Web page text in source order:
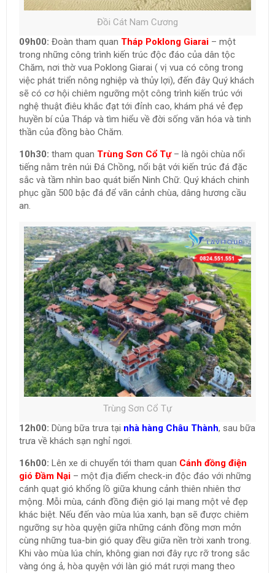
Đồi Cát Nam Cương
09h00: Đoàn tham quan Tháp Poklong Giarai – một
trong những công trình kiến trúc độc đáo của dân tộc
Chăm, nơi thờ vua Poklong Giarai ( vị vua có công trong
việc phát triển nông nghiệp và thủy lợi), đến đây Quý khách
sẽ có cơ hội chiêm ngưỡng một công trình kiến trúc với
nghệ thuật điêu khắc đạt tới đỉnh cao, khám phá vẻ đẹp
huyền bí của Tháp và tìm hiểu về đời sống văn hóa và tinh
thần của đồng bào Chăm.
10h30: tham quan Trùng Sơn Cổ Tự– là ngôi chùa nổi
tiếng nằm trên núi Đá Chồng, nổi bật với kiến trúc đá đặc
sắc và tầm nhìn bao quát biển Ninh Chữ. Quý khách chinh
phục gần 500 bậc đá để vãn cảnh chùa, dâng hương cầu
an.
Trùng Sơn Cổ Tự
12h00: Dùng bữa trưa tại nhà hàng Châu Thành, sau bữa
trưa về khách sạn nghỉ ngơi.
16h00: Lên xe di chuyển tới tham quan Cánh đồng điện
gió Đầm Nại – một địa điểm check-in độc đáo với những
cánh quạt gió khổng lồ giữa khung cảnh thiên nhiên thơ
mộng. Mỗi mùa, cánh đồng điện gió lại mang một vẻ đẹp
khác biệt. Nếu đến vào mùa lúa xanh, bạn sẽ được chiêm
ngưỡng sự hòa quyện giữa những cánh đồng mơn mởn
cùng những tua-bin gió quay đều giữa nền trời xanh trong.
Khi vào mùa lúa chín, không gian nơi đây rực rỡ trong sắc
vàng óng ả, hòa quyện với làn gió mát rượi mang theo